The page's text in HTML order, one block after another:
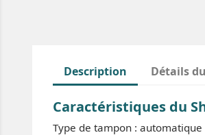
Description Détails
Caractéristiques du
Type de tampon : automatique